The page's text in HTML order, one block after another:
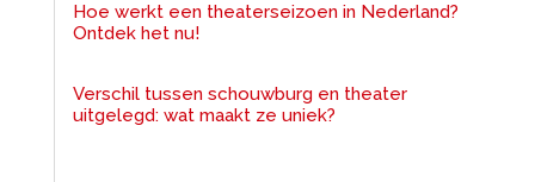
Hoe werkt een theaterseizoen in Nederland?
Ontdek het nu!
Verschil tussen schouwburg en theater
uitgelegd: wat maakt ze uniek?